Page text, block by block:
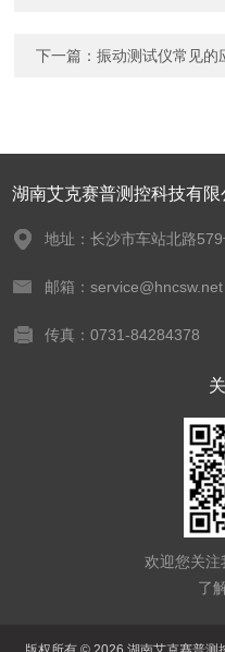
下一篇：振动测试仪常见的
湖南艾克赛普测控科技有限
地址：长沙市车站北路
邮箱：service@hncsw.net
传真：0731-84284378
欢迎您关注
了